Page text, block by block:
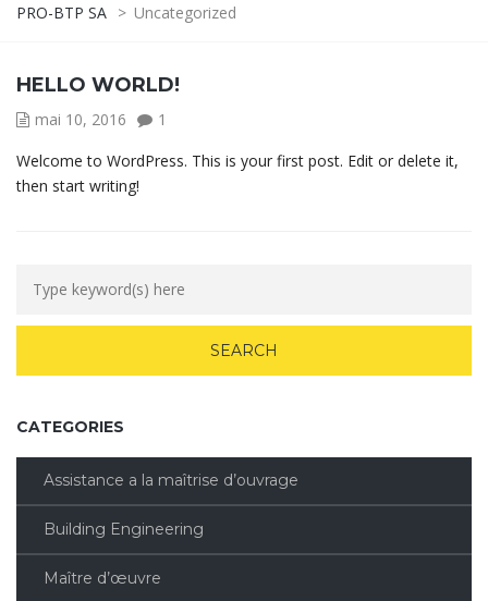
PRO-BTP SA > Uncategorized
HELLO WORLD!
mai 10, 2016
1
Welcome to WordPress. This is your first post. Edit or delete it,
then start writing!
CATEGORIES
Assistance a la maîtrise d’ouvrage
Building Engineering
Maître d’œuvre